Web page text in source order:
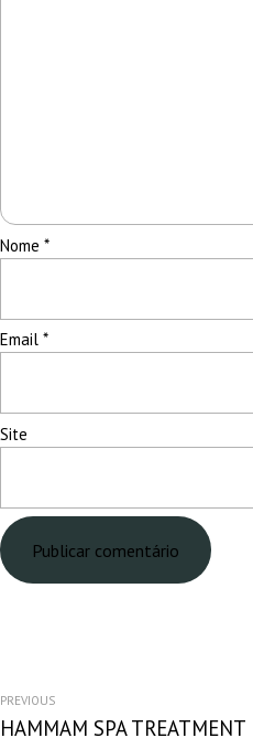
Nome *
Email *
Site
NAVEGAÇÃO
PREVIOUS
HAMMAM SPA TREATMENT